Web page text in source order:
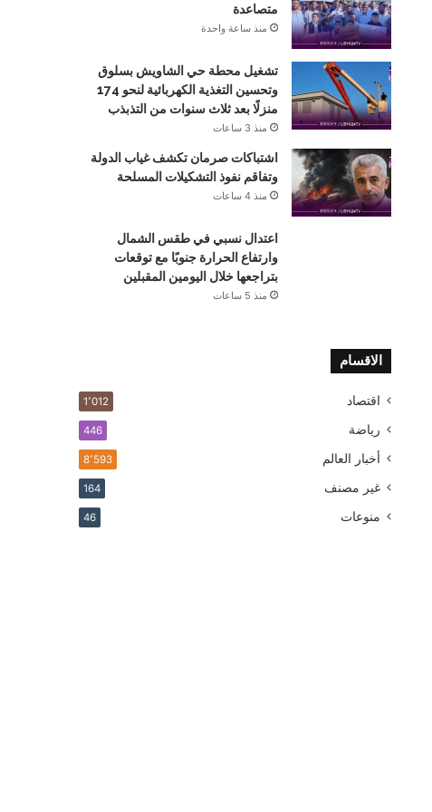
متصاعدة
منذ ساعة واحدة
تشغيل محطة حي الشاويش بسلوق
وتحسين التغذية الكهربائية لنحو 174
منزلًا بعد ثلاث سنوات من التذبذب
منذ 3 ساعات
اشتباكات صرمان تكشف غياب الدولة
وتفاقم نفوذ التشكيلات المسلحة
منذ 4 ساعات
اعتدال نسبي في طقس الشمال
وارتفاع الحرارة جنوبًا مع توقعات
بتراجعها خلال اليومين المقبلين
منذ 5 ساعات
الاقسام
اقتصاد 1٬012
رياضة 446
أخبار العالم 8٬593
غير مصنف 164
منوعات 46